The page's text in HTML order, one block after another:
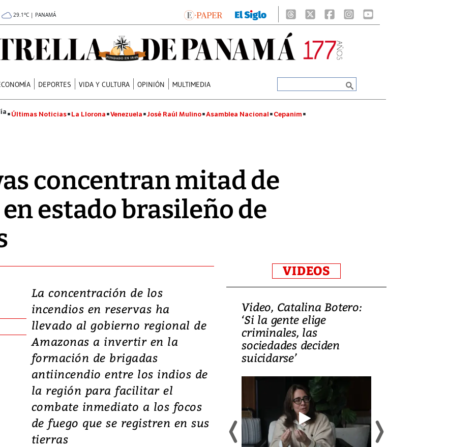
29.1°C | PANAMÁ
DEPORTES VIDA Y CULTURA OPINIÓN MULTIMEDIA
Últimas Noticias La Llorona Venezuela José Raúl Mulino Asamblea Nacional Cepanim
concentran mitad de
estado brasileño de
La concentración de los
incendios en reservas ha
llevado al gobierno regional de
Amazonas a invertir en la
formación de brigadas
antiincendio entre los indios de
la región para facilitar el
combate inmediato a los focos
de fuego que se registren en sus
tierras
VIDEOS
Video, Japón: Terremoto
deja heridos y graves
daños en Kumamoto
Video, Catalina Botero:
‘Si la gente elige
criminales, las
sociedades deciden
suicidarse’